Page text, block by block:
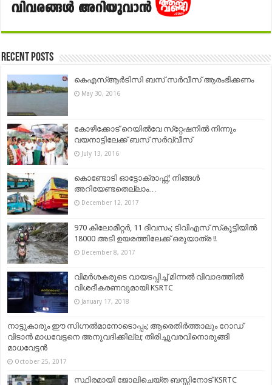
Recent Posts
കെഎസ്ആര്‍ടിസി ബസ് സര്‍വീസ് ആരംഭിക്കണം
May 30, 2016
കോഴിക്കോട് റെയിൽവേ സ്‌റ്റേഷനിൽ നിന്നും
വയനാട്ടിലേക്ക് ബസ് സര്‍വ്വീസ്
July 13, 2016
കൊണ്ടോടി ഓട്ടോക്രാഫ്റ്റ്; നിങ്ങള്‍
അറിയേണ്ടതെല്ലാം…
December 12, 2017
970 കിലോമീറ്റര്‍, 11 ദിവസം; ടിവിഎസ് സ്‌കൂട്ടിയില്‍
18000 അടി ഉയരത്തിലേക്ക് ഒരുയാത്ര !!
December 8, 2017
വിമര്‍ശകരുടെ വായടപ്പിച്ച് മിന്നല്‍ വിവാദത്തില്‍
വിശദീകരണവുമായി KSRTC
January 17, 2018
നാട്ടുകാരും ഈ സിഗ്നൽമാനോടൊപ്പം; ആരെതിർത്താലും റോഡ്
വിടാൻ മാധവേട്ടനെ അനുവദിക്കില്ല; തിരിച്ചുവരവിനൊരുങ്ങി
മാധവേട്ടൻ
October 25, 2017
സ്ഥിരമായി ജോലിചെയ്ത ബസ്സിനോട്‌ KSRTC